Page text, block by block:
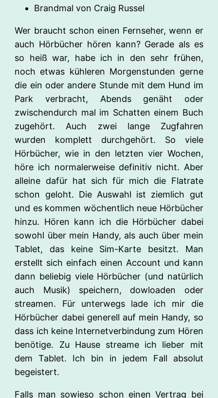
Brandmal von Craig Russel
Wer braucht schon einen Fernseher, wenn er
auch Hörbücher hören kann? Gerade als es
so heiß war, habe ich in den sehr frühen,
noch etwas kühleren Morgenstunden gerne
die ein oder andere Stunde mit dem Hund im
Park verbracht, Abends genäht oder
zwischendurch mal im Schatten einem Buch
zugehört. Auch zwei lange Zugfahren
wurden komplett durchgehört. So viele
Hörbücher, wie in den letzten vier Wochen,
höre ich normalerweise definitiv nicht. Aber
alleine dafür hat sich für mich die Flatrate
schon geloht. Die Auswahl ist ziemlich gut
und es kommen wöchentlich neue Hörbücher
hinzu. Hören kann ich die Hörbücher dabei
sowohl über mein Handy, als auch über mein
Tablet, das keine Sim-Karte besitzt. Man
erstellt sich einfach einen Account und kann
dann beliebig viele Hörbücher (und natürlich
auch Musik) speichern, dowloaden oder
streamen. Für unterwegs lade ich mir die
Hörbücher dabei generell auf mein Handy, so
dass ich keine Internetverbindung zum Hören
benötige. Zu Hause streame ich lieber mit
dem Tablet. Ich bin in jedem Fall absolut
begeistert.
Falls man sowieso schon einen Vertrag bei